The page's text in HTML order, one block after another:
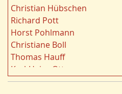
Demographischer Wandel
Geologie 19
Landschaft 19
Siedlung/Siedlungsgeschichte
Dortmund 18
Fauna 17
Energie/Energiewirtschaft 17
t
e
r
n
Christian Hübschen
Richard Pott
Horst Pohlmann
Christiane Boll
Thomas Hauff
Karl-Heinz Otto
Carola Bischoff